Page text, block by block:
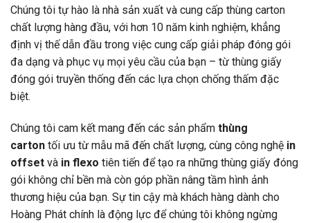
Chúng tôi tự hào là nhà sản xuất và cung cấp thùng carton
chất lượng hàng đầu, với hơn 10 năm kinh nghiệm, khẳng
định vị thế dẫn đầu trong việc cung cấp giải pháp đóng gói
đa dạng và phục vụ mọi yêu cầu của bạn – từ thùng giấy
đóng gói truyền thống đến các lựa chọn chống thấm đặc
biệt.
Chúng tôi cam kết mang đến các sản phẩm thùng
carton tối ưu từ mẫu mã đến chất lượng, cùng công nghệ in
offset và in flexo tiên tiến để tạo ra những thùng giấy đóng
gói không chỉ bền mà còn góp phần nâng tầm hình ảnh
thương hiệu của bạn. Sự tin cậy mà khách hàng dành cho
Hoàng Phát chính là động lực để chúng tôi không ngừng